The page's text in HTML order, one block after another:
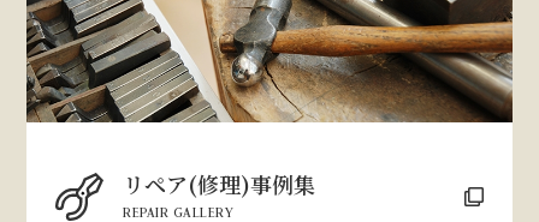
リペア(修理)事例集
REPAIR GALLERY